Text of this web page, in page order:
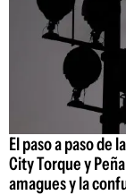
El paso a paso
City Torque y
amagues y la